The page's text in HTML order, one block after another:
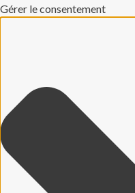
Gérer le consentement